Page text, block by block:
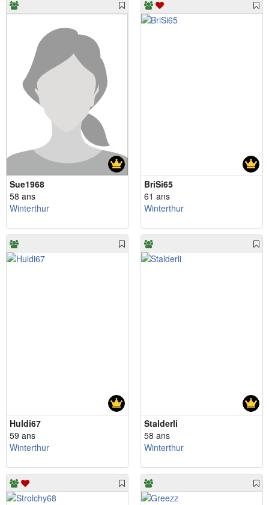
Sue1968
58 ans
Winterthur
BriSi65
61 ans
Winterthur
Huldi67
59 ans
Winterthur
Stalderli
58 ans
Winterthur